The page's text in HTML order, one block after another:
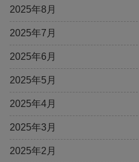
2025年8月
2025年7月
2025年6月
2025年5月
2025年4月
2025年3月
2025年2月